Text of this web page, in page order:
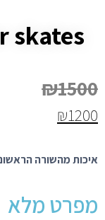
skates
₪1500
₪1200
איכות מהשורה
מפרט מלא